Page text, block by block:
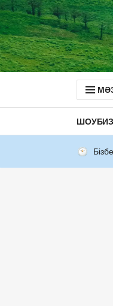
ШОУБИЗ